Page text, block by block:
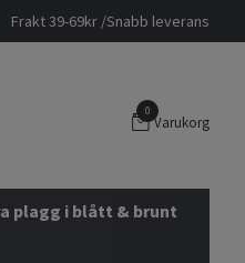
Frakt 39-69kr /Snabb leverans
0
Varukorg
plagg i blått & brunt